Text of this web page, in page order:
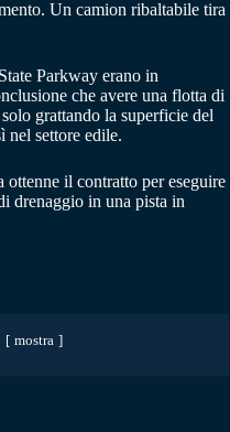
Un camion ribaltabile tira
Parkway erano in
che avere una flotta di
grattando la superficie del
nel settore edile.
il contratto per eseguire
drenaggio in una pista in
mostra